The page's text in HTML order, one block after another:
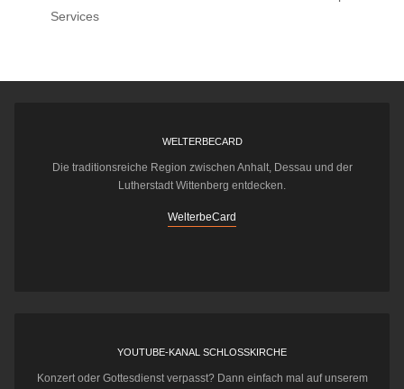
Services
WELTERBECARD
Die traditionsreiche Region zwischen Anhalt, Dessau und der
Lutherstadt Wittenberg entdecken.
WelterbeCard
YOUTUBE-KANAL SCHLOSSKIRCHE
Konzert oder Gottesdienst verpasst? Dann einfach mal auf unserem